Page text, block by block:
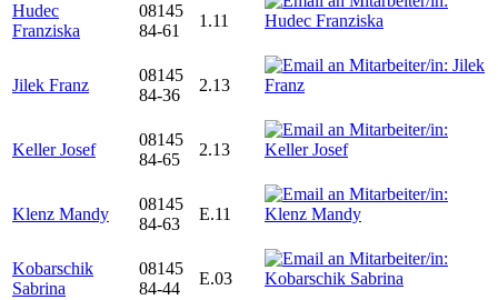
Hudec
Franziska
08145
84-61
1.11
Jilek Franz
08145
84-36
2.13
Keller Josef
08145
84-65
2.13
Klenz Mandy
08145
84-63
E.11
Kobarschik
Sabrina
08145
84-44
E.03